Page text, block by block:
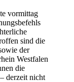
vormittag
sind die
der
Westfalen
die
derzeit nicht